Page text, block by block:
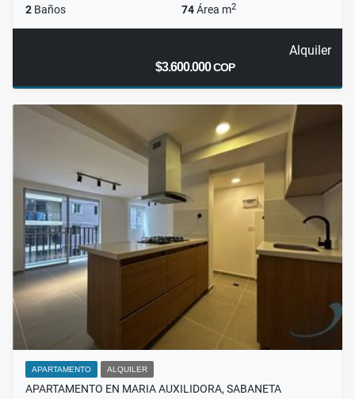
2 Baños 74Área m2
Alquiler
$3.600.000COP
APARTAMENTO ALQUILER
APARTAMENTO EN MARIA AUXILIDORA, SABANETA